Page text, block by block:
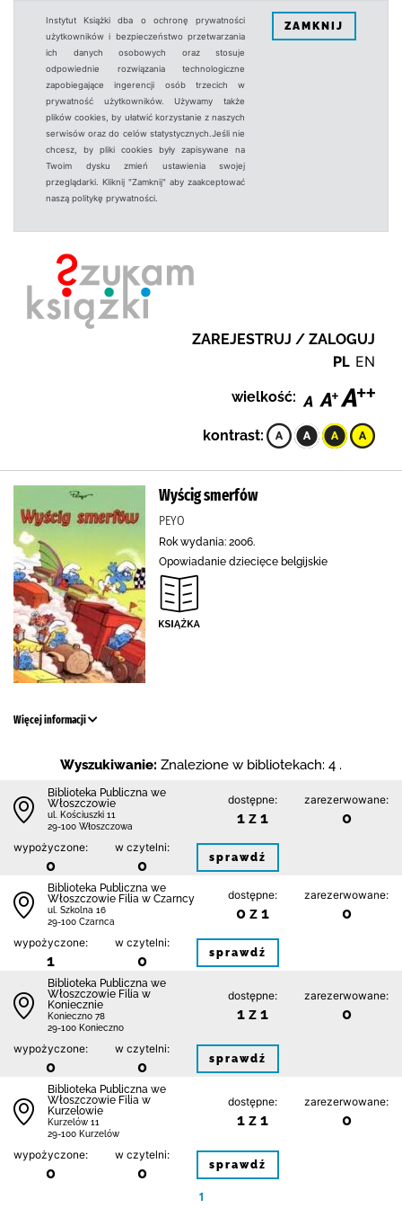
Instytut Książki dba o ochronę prywatności
użytkowników i bezpieczeństwo przetwarzania
ich danych osobowych oraz stosuje
odpowiednie rozwiązania technologiczne
zapobiegające ingerencji osób trzecich w
prywatność użytkowników. Używamy także
plików cookies, by ułatwić korzystanie z naszych
serwisów oraz do celów statystycznych.Jeśli nie
chcesz, by pliki cookies były zapisywane na
Twoim dysku zmień ustawienia swojej
przeglądarki. Kliknij "Zamknij" aby zaakceptować
naszą politykę prywatności.
ZAMKNIJ
ZAREJESTRUJ / ZALOGUJ
PL EN
wielkość:
kontrast:
Wyścig smerfów
PEYO
Rok wydania: 2006.
Opowiadanie dziecięce belgijskie
Więcej informacji
Wyszukiwanie: Znalezione w bibliotekach: 4 .
Biblioteka Publiczna we
Włoszczowie
ul. Kościuszki 11
29-100 Włoszczowa
dostępne:
1 z 1
zarezerwowane:
0
wypożyczone:
0
w czytelni:
0 sprawdź
Biblioteka Publiczna we
Włoszczowie Filia w Czarncy
ul. Szkolna 16
29-100 Czarnca
dostępne:
0 z 1
zarezerwowane:
0
wypożyczone:
1
w czytelni:
0 sprawdź
Biblioteka Publiczna we
Włoszczowie Filia w
Koniecznie
Konieczno 78
29-100 Konieczno
dostępne:
1 z 1
zarezerwowane:
0
wypożyczone:
0
w czytelni:
0 sprawdź
Biblioteka Publiczna we
Włoszczowie Filia w
Kurzelowie
Kurzelów 11
29-100 Kurzelów
dostępne:
1 z 1
zarezerwowane:
0
wypożyczone:
0
w czytelni:
0 sprawdź
1